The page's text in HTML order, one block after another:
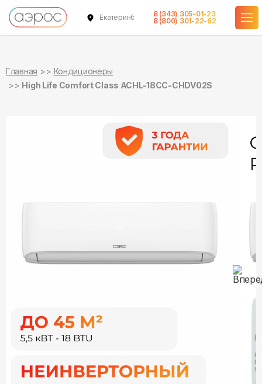
Екатеринбург
8 (343) 305-01-23
8 (800) 301-22-62
Главная
Кондиционеры
High Life Comfort Class ACHL-18CC-CHDV02S
в наличии
в наличии